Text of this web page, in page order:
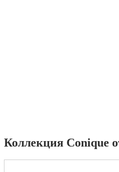
Коллекция Conique